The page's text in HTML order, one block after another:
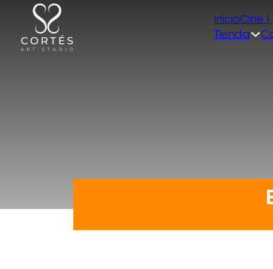
InicioCine |
Tienda